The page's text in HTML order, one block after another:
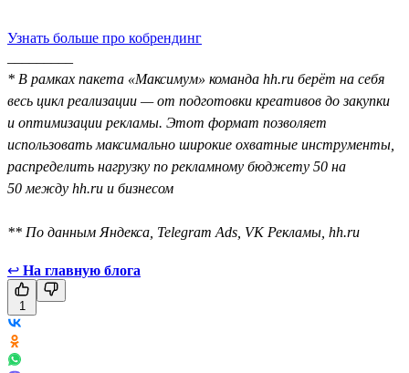
Узнать больше про кобрендинг
* В рамках пакета «Максимум» команда hh.ru берёт на себя
весь цикл реализации — от подготовки креативов до закупки
и оптимизации рекламы. Этот формат позволяет
использовать максимально широкие охватные инструменты,
распределить нагрузку по рекламному бюджету 50 на
50 между hh.ru и бизнесом
** По данным Яндекса, Telegram Ads, VK Рекламы, hh.ru
↩ На главную блога
1